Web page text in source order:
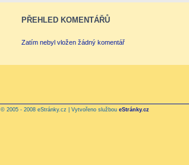
PŘEHLED KOMENTÁŘŮ
Zatím nebyl vložen žádný komentář
© 2005 - 2008 eStránky.cz | Vytvořeno službou eStránky.cz